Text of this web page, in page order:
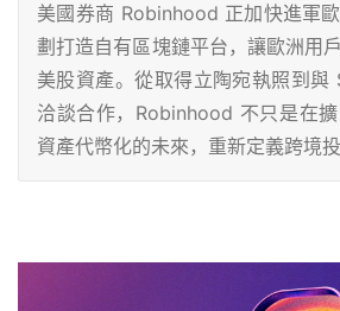
美國券商 Robinhood 正加快進軍
劃打造自有區塊鏈平台，讓歐洲用
美股資產。從取得立陶宛執照到
洽談合作，Robinhood 不只是在
資產代幣化的未來，重新定義跨境投